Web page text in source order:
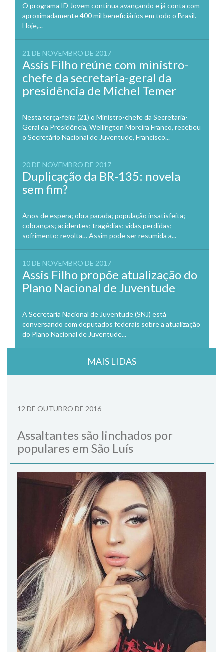
O programa ID Jovem continua avançando e já conta com
aproximadamente 400 mil beneficiários em todo o Brasil.
Hoje,...
21 DE NOVEMBRO DE 2017
Assis Filho reúne com ministro-
chefe da secretaria-geral da
presidência de Michel Temer
Nesta terça-feira (21) o Ministro-chefe da Secretaria-
Geral da Presidência, Wellington Moreira Franco, recebeu
o Secretário Nacional de Juventude, Francisco...
20 DE NOVEMBRO DE 2017
Duplicação da BR-135: novela
sem fim?
Anos de espera; obra parada; população insatisfeita;
cobranças; acidentes; tragédias; vidas perdidas;
sofrimento; revolta… Assim pode ser resumida a...
10 DE NOVEMBRO DE 2017
Assis Filho propõe atualização do
Plano Nacional de Juventude
A Secretaria Nacional de Juventude (SNJ) está
conversando com deputados federais sobre a atualização
do Plano Nacional de Juventude...
MAIS LIDAS
12 DE OUTUBRO DE 2016
Assaltantes são linchados por
populares em São Luís